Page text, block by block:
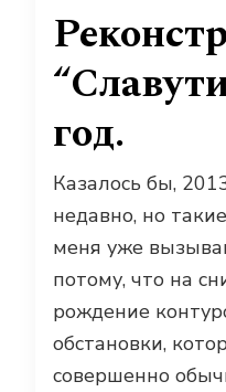
год.
Казалось бы,
недавно, но
меня уже
потому, что на
рождение
обстановки,
совершенно